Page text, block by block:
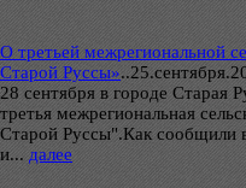
О третьей межрегиональной
Старой Руссы»..
28 сентября в городе Старая
третья межрегиональная
Старой Руссы".Как сообщили в
и... далее